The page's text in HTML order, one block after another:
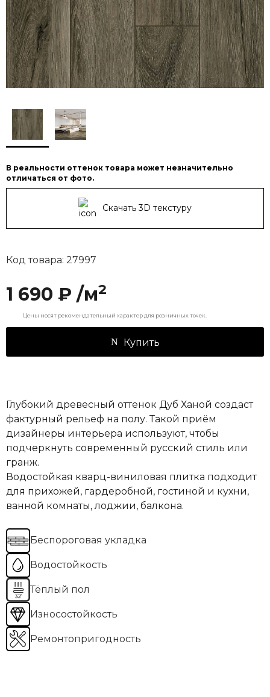
В реальности оттенок товара может незначительно
отличаться от фото.
Скачать 3D текстуру
Код товара: 27997
1 690 ₽ /м2
Цены носят рекомендательный характер для розничных точек.
Купить
Глубокий древесный оттенок Дуб Ханой создаст
фактурный рельеф на полу. Такой приём
дизайнеры интерьера используют, чтобы
подчеркнуть современный русский стиль или
гранж.
Водостойкая кварц-виниловая плитка подходит
для прихожей, гардеробной, гостиной и кухни,
ванной комнаты, лоджии, балкона.
Беспороговая укладка
Водостойкость
Тёплый пол
Износостойкость
Ремонтопригодность